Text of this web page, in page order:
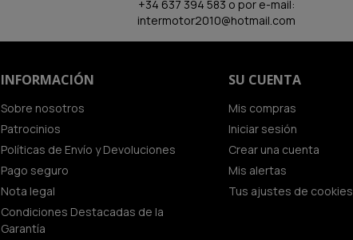
+34 637 394 583 o por e-mail:
intermotor2010@hotmail.com
INFORMACIÓN
Sobre nosotros
Patrocinios
Políticas de Envío y Devoluciones
Pago seguro
Nota legal
Condiciones Destacadas de la
Garantía
SU CUENTA
Mis compras
Iniciar sesión
Crear una cuenta
Mis alertas
Tus ajustes de cookies